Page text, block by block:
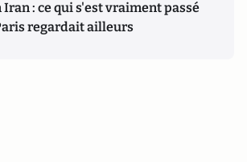
Iran : ce qui s'est vraiment passé
regardait ailleurs